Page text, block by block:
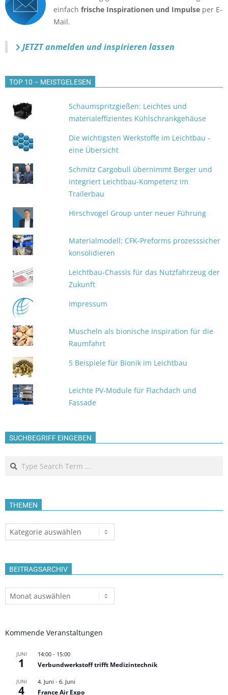
einfach frische Inspirationen und Impulse per E-
Mail.
JETZT anmelden und inspirieren lassen
TOP 10 – MEISTGELESEN
Schaumspritzgießen: Leichtes und
materialeffizientes Kühlschrankgehäuse
Die wichtigsten Werkstoffe im Leichtbau -
eine Übersicht
Schmitz Cargobull übernimmt Berger und
integriert Leichtbau-Kompetenz im
Trailerbau
Hirschvogel Group unter neuer Führung
Materialmodell: CFK-Preforms prozesssicher
konsolidieren
Leichtbau-Chassis für das Nutzfahrzeug der
Zukunft
Impressum
Muscheln als bionische Inspiration für die
Raumfahrt
5 Beispiele für Bionik im Leichtbau
Leichte PV‑Module für Flachdach und
Fassade
SUCHBEGRIFF EINGEBEN
Search
THEMEN
Themen
BEITRAGSARCHIV
Beitragsarchiv
Kommende Veranstaltungen
JUNI
1
14:00 - 15:00
Verbundwerkstoff trifft Medizintechnik
JUNI
4
4. Juni - 6. Juni
France Air Expo